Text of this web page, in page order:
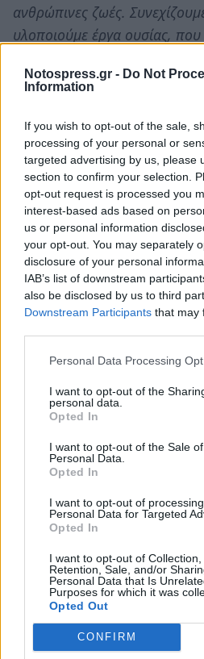
Notospress.gr - Do Not
Information
If you wish to opt-out of the sale,
processing of your personal or
targeted advertising by us, please
section to confirm your selection.
opt-out request is processed you
interest-based ads based on
us or personal information
your opt-out. You may separately
disclosure of your personal
IAB’s list of downstream
also be disclosed by us to third
Downstream Participants that may
Personal Data Processing
I want to opt-out of the
personal data.
Opted In
I want to opt-out of the Sale
Personal Data.
Opted In
I want to opt-out of
Personal Data for Targeted
Opted In
I want to opt-out of Collection,
Retention, Sale, and/or
Personal Data that Is
Purposes for which it was
Opted Out
CONFIRM
ανθρώπινες ζωές.
υλοποιούμε έργα ουσίας,
ανάπτυξη της περιοχής μας».
μάθετε πρώτοιόλες τις
TAGS: ΛΑΚΩΝΙΑ ΘΕΟΔΩΡΟΣ